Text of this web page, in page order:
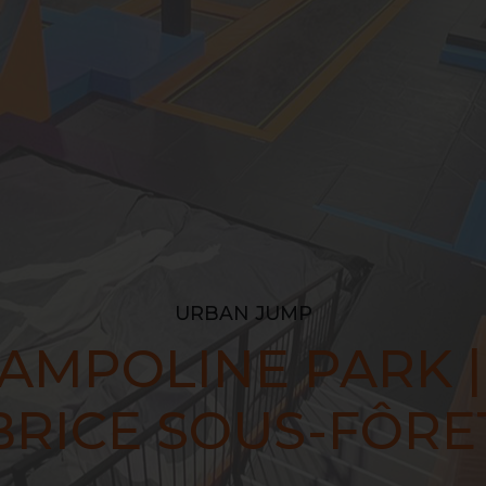
URBAN JUMP
PARK
SOUS-